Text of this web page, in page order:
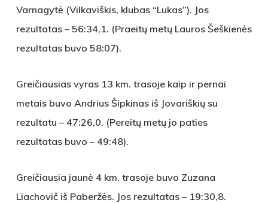
Varnagytė (Vilkaviškis, klubas “Lukas”). Jos
rezultatas – 56:34,1. (Praeitų metų Lauros Šeškienės
rezultatas buvo 58:07).
Greičiausias vyras 13 km. trasoje kaip ir pernai
metais buvo Andrius Šipkinas iš Jovariškių su
rezultatu – 47:26,0. (Pereitų metų jo paties
rezultatas buvo – 49:48).
Greičiausia jaunė 4 km. trasoje buvo Zuzana
Liachovič iš Paberžės. Jos rezultatas – 19:30,8.